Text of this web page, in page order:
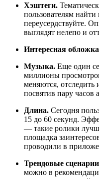
Хэштеги.
пользователям
переусердствуйте.
выглядят нелепо и
Интересная
Музыка. Еще один
миллионы
меняются,
посвятив пару часов
Длина. Сегодня
15 до 60 секунд.
— такие ролики
площадка
проводили в
Трендовые
можно в